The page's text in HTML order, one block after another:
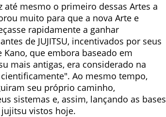
até mesmo o primeiro dessas Artes a
muito para que a nova Arte e
rapidamente a ganhar
de JUJITSU, incentivados por seus
que embora baseado em
mais antigas, era considerado na
Ao mesmo tempo,
seu próprio caminho,
sistemas e, assim, lançando as bases
vistos hoje.